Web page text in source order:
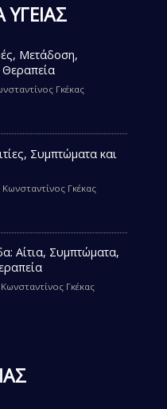
Μετάδοση,
Γκέκας
Συμπτώματα και
Κωνσταντίνος Γκέκας
Αίτια, Συμπτώματα,
Κωνσταντίνος Γκέκας